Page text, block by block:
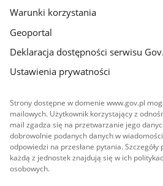
Warunki korzystania
Geoportal
Deklaracja dostępności serwisu
Ustawienia prywatności
Strony dostępne w domenie www.gov.pl
mailowych. Użytkownik korzystający z
mail zgadza się na przetwarzanie jego
dobrowolnie podanych danych w
odpowiedzi na przesłane pytania.
każdą z jednostek znajdują się w ich
osobowych.